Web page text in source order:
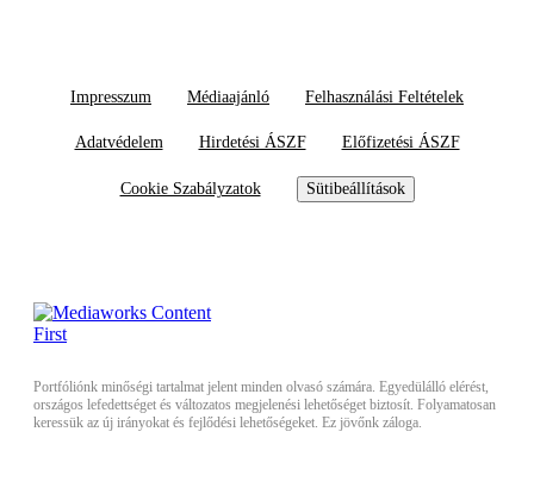
Impresszum Médiaajánló Felhasználási Feltételek
Adatvédelem Hirdetési ÁSZF Előfizetési ÁSZF
Cookie Szabályzatok Sütibeállítások
Portfóliónk minőségi tartalmat jelent minden olvasó számára. Egyedülálló elérést,
országos lefedettséget és változatos megjelenési lehetőséget biztosít. Folyamatosan
keressük az új irányokat és fejlődési lehetőségeket. Ez jövőnk záloga.